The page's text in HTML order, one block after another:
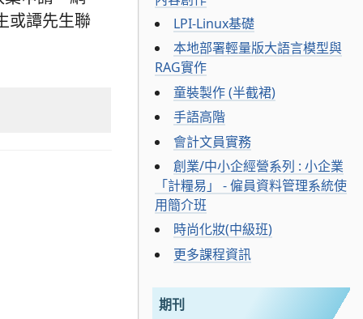
或譚先生聯
LPI-Linux基礎
本地部署輕量版大語言模型與
RAG實作
童裝製作 (半截裙)
手語高階
會計文員實務
創業/中小企經營系列 : 小企業
「計糧易」 - 僱員資料管理系統使
用簡介班
時尚化妝(中級班)
更多課程資訊
期刊